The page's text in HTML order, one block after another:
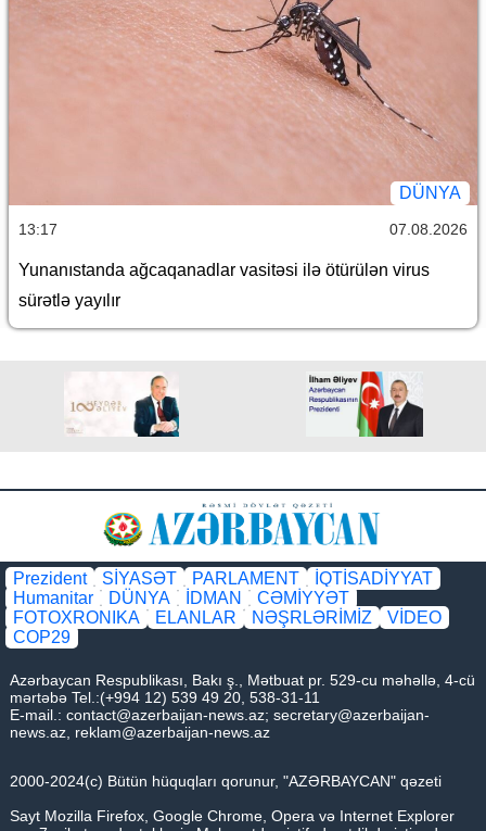
DÜNYA
13:17 07.08.2026
Yunanıstanda ağcaqanadlar vasitəsi ilə ötürülən virus
sürətlə yayılır
Prezident SİYASƏT PARLAMENT
İQTİSADİYYAT
Humanitar
DÜNYA İDMAN
CƏMİYYƏT
FOTOXRONIKA
ELANLAR NƏŞRLƏRİMİZ
VİDEO
COP29
Azərbaycan Respublikası, Bakı ş., Mətbuat pr. 529-cu məhəllə, 4-cü
mərtəbə Tel.:(+994 12) 539 49 20, 538-31-11
E-mail.: contact@azerbaijan-news.az; secretary@azerbaijan-
news.az reklam@azerbaijan-news.az
2000-2024(c) Bütün hüquqları qorunur, "AZƏRBAYCAN" qəzeti
Sayt Mozilla Firefox, Google Chrome, Opera və Internet Explorer